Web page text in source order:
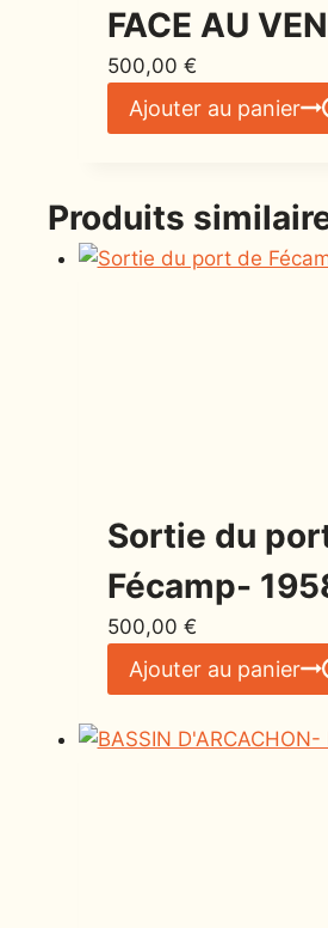
FACE AU
500,00 €
Ajouter au panier
Produits
Sortie du
Fécamp-
500,00 €
Ajouter au panier